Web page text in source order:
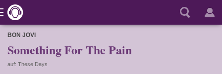
BON JOVI
Something For The Pain
auf: These Days